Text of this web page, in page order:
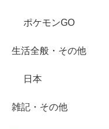
ポケモンGO
生活全般・その他
日本
雑記・その他